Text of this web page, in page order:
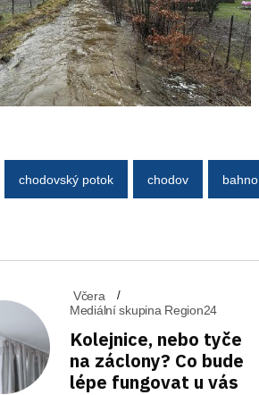
chodovský potok chodov bahno
Včera
Mediální skupina Region24
Kolejnice, nebo tyče
na záclony? Co bude
lépe fungovat u vás